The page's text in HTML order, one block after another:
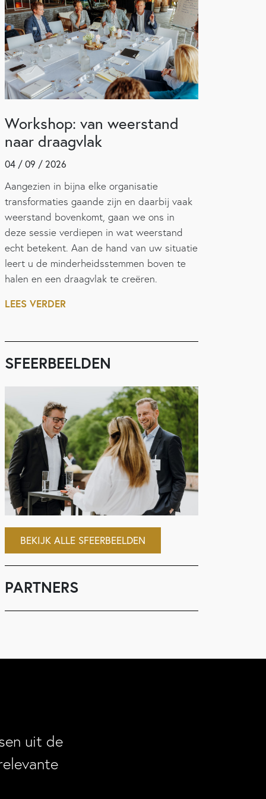
Workshop: van weerstand
naar draagvlak
04 / 09 / 2026
Aangezien in bijna elke organisatie
transformaties gaande zijn en daarbij vaak
weerstand bovenkomt, gaan we ons in
deze sessie verdiepen in wat weerstand
echt betekent. Aan de hand van uw situatie
leert u de minderheidsstemmen boven te
halen en een draagvlak te creëren.
LEES VERDER
SFEERBEELDEN
BEKIJK ALLE SFEERBEELDEN
PARTNERS
uit de